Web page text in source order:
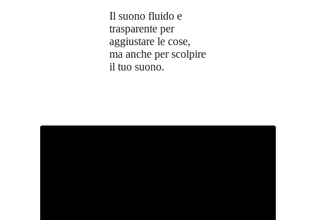
Il suono fluido e
trasparente per
aggiustare le cose,
ma anche per scolpire
il tuo suono.